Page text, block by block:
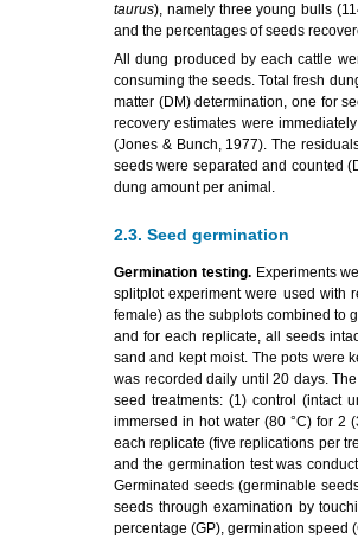
taurus), namely three young bulls
and the percentages of seeds
All dung produced by each cattle
consuming the seeds. Total fresh
matter (DM) determination, one for
recovery estimates were
(Jones & Bunch, 1977). The
seeds were separated and counted
dung amount per animal.
2.3. Seed germination
Germination testing.Experiments
splitplot experiment were used with
female) as the subplots combined to
and for each replicate, all seeds
sand and kept moist. The pots were
was recorded daily until 20 days.
seed treatments: (1) control (intact
immersed in hot water (80 °C) for 2
each replicate (five replications per
and the germination test was
Germinated seeds (germinable
seeds through examination by
percentage (GP), germination speed